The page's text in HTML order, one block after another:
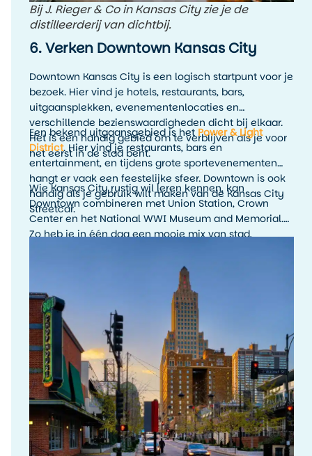
Bij J. Rieger & Co in Kansas City zie je de
distilleerderij van dichtbij.
6. Verken Downtown Kansas City
Downtown Kansas City is een logisch startpunt voor je
bezoek. Hier vind je hotels, restaurants, bars,
uitgaansplekken, evenementenlocaties en
verschillende bezienswaardigheden dicht bij elkaar.
Het is een handig gebied om te verblijven als je voor
het eerst in de stad bent.
Een bekend uitgaansgebied is het Power & Light
District. Hier vind je restaurants, bars en
entertainment, en tijdens grote sportevenementen
hangt er vaak een feestelijke sfeer. Downtown is ook
handig als je gebruik wilt maken van de Kansas City
Streetcar.
Wie Kansas City rustig wil leren kennen, kan
Downtown combineren met Union Station, Crown
Center en het National WWI Museum and Memorial.
Zo heb je in één dag een mooie mix van stad,